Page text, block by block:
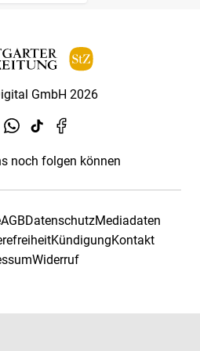
GmbH 2026
noch folgen können
AGBDatenschutzMediadaten
KündigungKontakt
Widerruf